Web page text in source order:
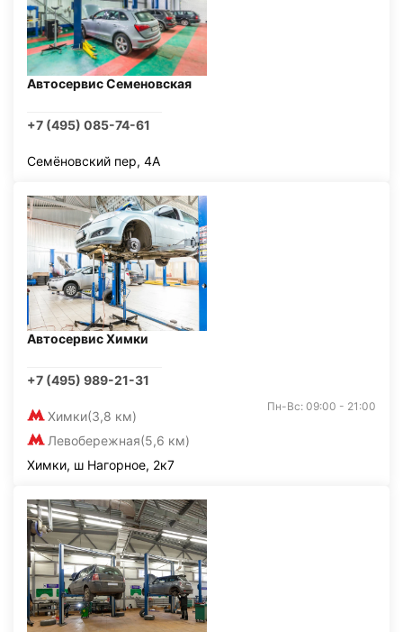
Автосервис Семеновская
+7 (495) 085-74-61
Семёновский пер, 4А
Автосервис Химки
+7 (495) 989-21-31
Химки(3,8 км)
Левобережная(5,6 км)
Пн-Вс: 09:00 - 21:00
Химки, ш Нагорное, 2к7